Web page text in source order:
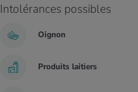
Intolérances possibles
Oignon
Produits laitiers